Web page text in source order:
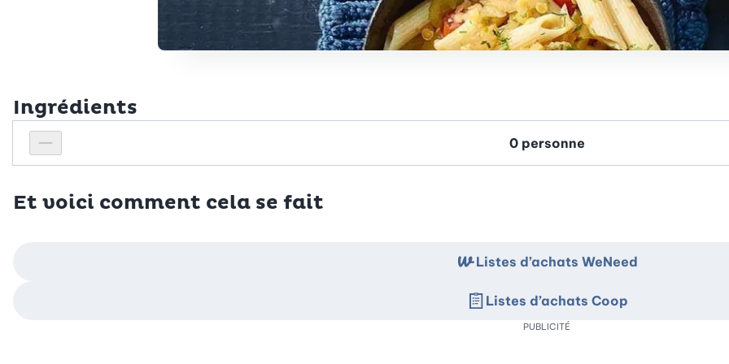
Ingrédients
Réduire le nombre de personnes
Personnes
Et voici comment cela se fait
Listes d’achats WeNeed
Listes d’achats Coop
PUBLICITÉ